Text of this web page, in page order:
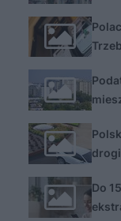
Do